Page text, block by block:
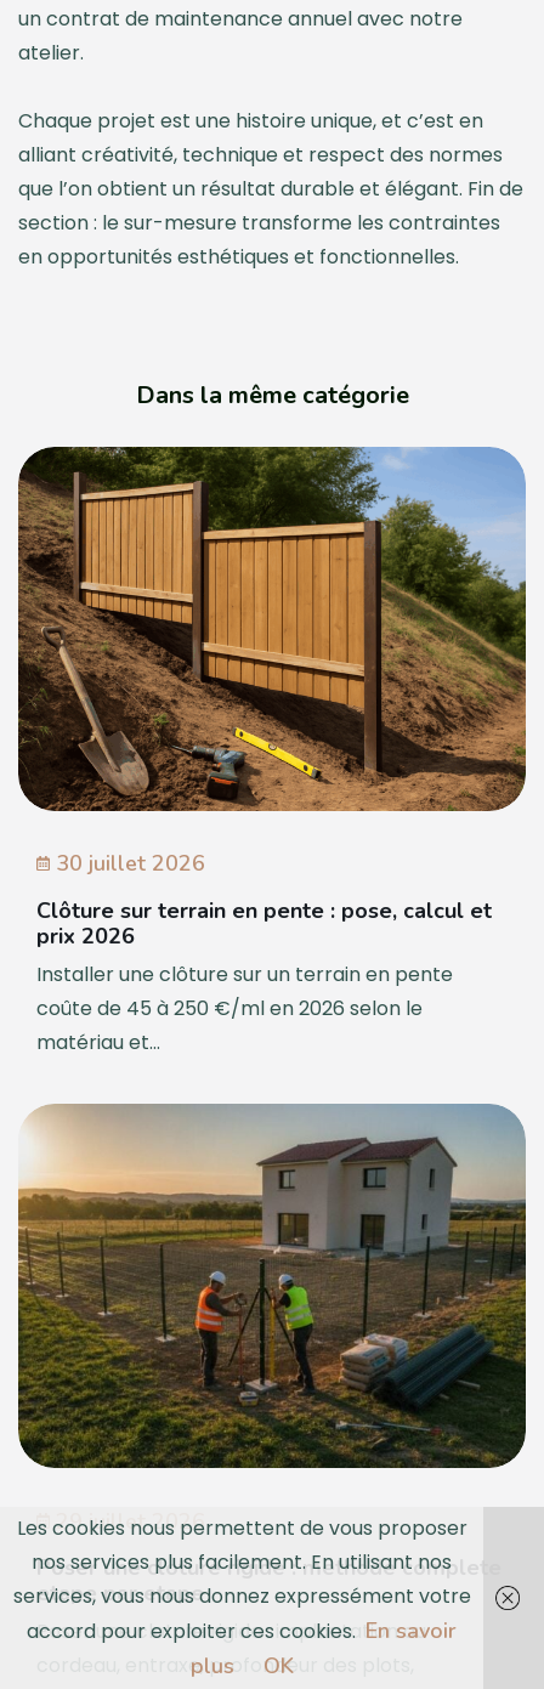
un contrat de maintenance annuel avec notre
atelier.
Chaque projet est une histoire unique, et c’est en
alliant créativité, technique et respect des normes
que l’on obtient un résultat durable et élégant. Fin de
section : le sur-mesure transforme les contraintes
en opportunités esthétiques et fonctionnelles.
Dans la même catégorie
30 juillet 2026
Clôture sur terrain en pente : pose, calcul et
prix 2026
Installer une clôture sur un terrain en pente
coûte de 45 à 250 €/ml en 2026 selon le
matériau et...
29 juillet 2026
Poser une cloture rigide : methode complete
etape par etape
Poser une cloture rigide : implantation au
cordeau, entraxe, profondeur des plots,
Les cookies nous permettent de vous proposer
nos services plus facilement. En utilisant nos
services, vous nous donnez expressément votre
accord pour exploiter ces cookies. En savoir
plus
OK